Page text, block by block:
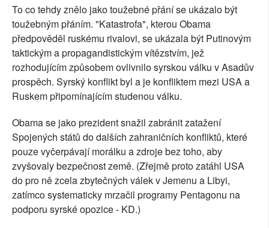
To co tehdy znělo jako toužebné přání se ukázalo být
toužebným přáním. "Katastrofa", kterou Obama
předpověděl ruskému rivalovi, se ukázala být Putinovým
taktickým a propagandistickým vítězstvím, jež
rozhodujícím způsobem ovlivnilo syrskou válku v Asadův
prospěch. Syrský konflikt byl a je konfliktem mezi USA a
Ruskem připomínajícím studenou válku.
Obama se jako prezident snažil zabránit zatažení
Spojených států do dalších zahraničních konfliktů, které
pouze vyčerpávají morálku a zdroje bez toho, aby
zvyšovaly bezpečnost země. (Zřejmě proto zatáhl USA
do pro ně zcela zbytečných válek v Jemenu a Libyi,
zatímco systematicky mrzačil programy Pentagonu na
podporu syrské opozice - KD.)